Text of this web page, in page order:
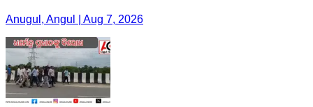
Anugul, Angul | Aug 7, 2026